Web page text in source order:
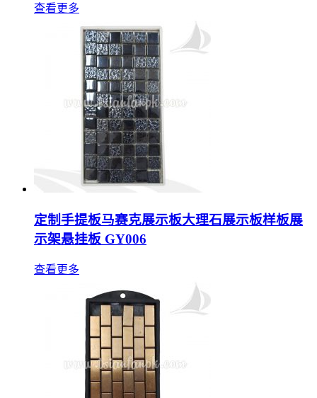
查看更多
定制手提板马赛克展示板大理石展示板样板展
示架悬挂板 GY006
查看更多